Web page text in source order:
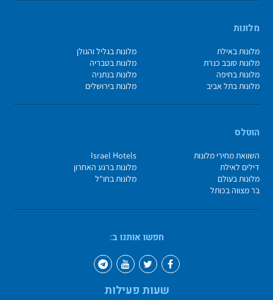
מלונות
מלונות באילת
מלונות בגליל והגולן
מלונות סובב כנרת
מלונות בטבריה
מלונות בחיפה
מלונות בנתניה
מלונות בתל אביב
מלונות בירושלים
הוטלס
השוואת מחירי מלונות
Israel Hotels
דילים לאילת
מלונות ברגע האחרון
מלונות בעולם
מלונות בחו"ל
בר מצווה בכותל
חפשו אותנו ב:
שעות פעילות